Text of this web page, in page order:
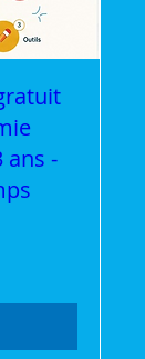
ans -